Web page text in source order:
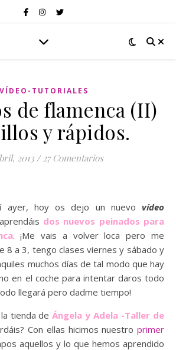
VÍDEO-TUTORIALES
de flamenca (II)
y rápidos.
2013 / 27 Comentarios
ayer, hoy os dejo un nuevo vídeo
dos nuevos peinados para
. ¡Me vais a volver loca pero me
8 a 3, tengo clases viernes y sábado y
muchos días de tal modo que hay
en el coche para intentar daros todo
llegará pero dadme tiempo!
tienda deÁngela y Adela -Taller de
Con ellas hicimos nuestro primer
aquellos y lo que hemos aprendido